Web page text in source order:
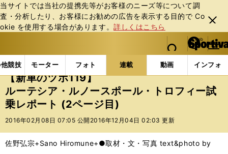
当サイトでは当社の提携先等がお客様のニーズ等について調
査・分析したり、お客様にお勧めの広告を表⽰する⽬的で Co
okie を使⽤する場合があります。詳しくはこちら
閉じ
る
web Sportiva (webスポルティーバ)
検索
マイペ
ー
ジ
メニュ
競技 モーター フォト 連載 動画 インフォ
b
ス
ポ
ル
テ
ー
バ
連載コラム 新車のツボ 【新車のツボ119】ルーテ
【新車のツボ119】
ルーテシア・ルノースポール・トロフィー試
乗レポート (2ページ目)
2016年02月08日 07:05 公開 2016年12月04日 02:03 更新
佐野弘宗+Sano Hiromune+●取材・文・写真 text&photo by